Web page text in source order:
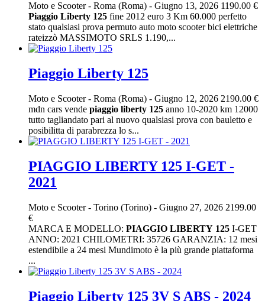
Moto e Scooter- Roma (Roma) - Giugno 13, 2026 1190.00 €
Piaggio Liberty 125 fine 2012 euro 3 Km 60.000 perfetto
stato qualsiasi prova permuto auto moto scooter bici elettriche
rateizzò MASSIMOTO SRLS 1.190,...
Piaggio Liberty 125
Moto e Scooter- Roma (Roma) - Giugno 12, 2026 2190.00 €
mdn cars vende piaggio liberty 125 anno 10-2020 km 12000
tutto tagliandato pari al nuovo qualsiasi prova con bauletto e
posibilitta di parabrezza lo s...
PIAGGIO LIBERTY 125 I-GET -
2021
Moto e Scooter- Torino (Torino) - Giugno 27, 2026 2199.00
€
MARCA E MODELLO: PIAGGIO LIBERTY 125 I-GET
ANNO: 2021 CHILOMETRI: 35726 GARANZIA: 12 mesi
estendibile a 24 mesi Mundimoto è la più grande piattaforma
...
Piaggio Liberty 125 3V S ABS - 2024